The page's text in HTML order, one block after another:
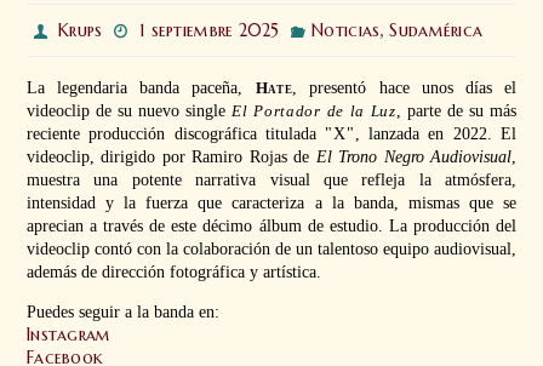
Krups 1 septiembre 2025 Noticias,Sudamérica
La legendaria banda paceña, Hate, presentó hace unos días el
videoclip de su nuevo singleEl Portador de la Luz, parte de su más
reciente producción discográfica titulada
X , lanzada en 2022. El
videoclip, dirigido por Ramiro Rojas de El Trono Negro Audiovisual,
muestra una potente narrativa visual que refleja la atmósfera,
intensidad y la fuerza que caracteriza a la banda, mismas que se
aprecian a través de este décimo álbum de estudio. La producción del
videoclip contó con la colaboración de un talentoso equipo audiovisual,
además de dirección fotográfica y artística.
Puedes seguir a la banda en:
Instagram
Facebook